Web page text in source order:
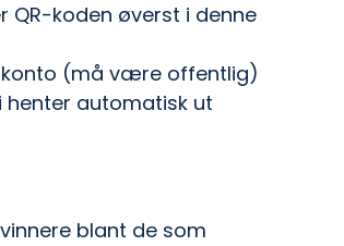
QR-koden øverst i denne
(må være offentlig)
henter automatisk ut
blant de som